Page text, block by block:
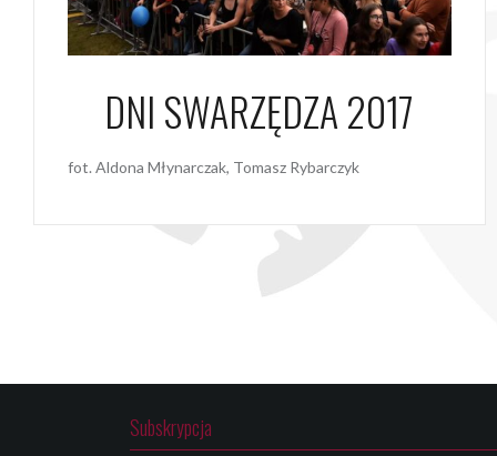
DNI SWARZĘDZA 2017
fot. Aldona Młynarczak, Tomasz Rybarczyk
Subskrypcja